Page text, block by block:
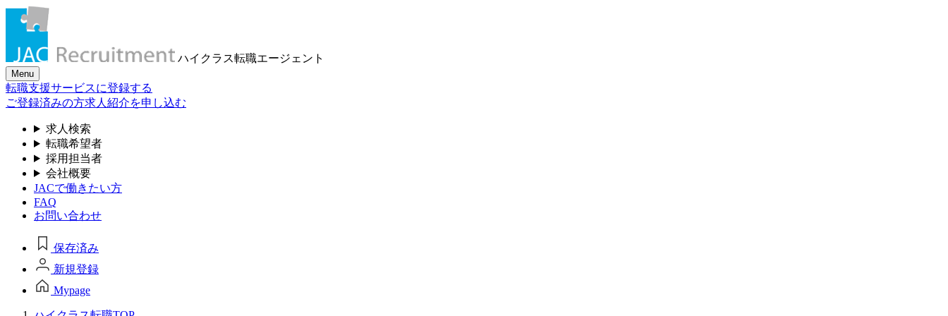
ハイクラス転職エージェント
Menu
転職支援サービスに登録する
ご登録済みの方求人紹介を申し込む
求人検索
転職希望者
採用担当者
会社概要
JACで働きたい方
FAQ
お問い合わせ
保存済み
新規登録
Mypage